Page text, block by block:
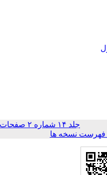
جلد ۱۴ شماره ۲ صفحات
نسخه ها